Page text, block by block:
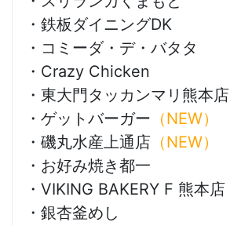
・鉄板ダイニングDK
・コミーダ・デ・バタタ
・Crazy Chicken
・東大門タッカンマリ熊本店
・ゲットバーガー （NEW）
・磯丸水産上通店 （NEW）
・お好み焼き都一
・VIKING BAKERY F 熊本店
・銀杏釜めし